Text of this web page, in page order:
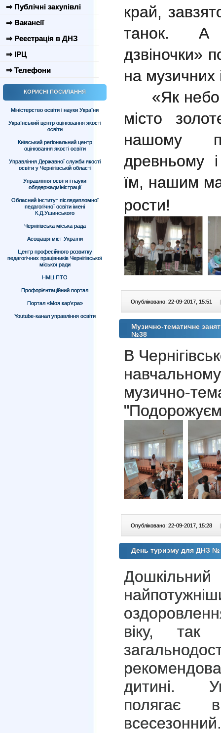
⇒ Публічні закупівлі
⇒ Вакансії
⇒ Реєстрація в ДНЗ
⇒ ІРЦ
⇒ Телефони
КОРИСНІ ПОСИЛАННЯ
Міністерство освіти і науки України
Український центр оцінювання якості
освіти
Київський регіональний центр
оцінювання якості освіти
Управління Державної служби якості
освіти у Чернігівській області
Управління освіти і науки
облдержадміністрації
Обласний інститут післядипломної
педагогічної освіти імені
К.Д.Ушинського
Чернігівська міська рада
Асоціація міст України
Центр професійного розвитку
педагогічних працівників Чернігівської
міської ради
НМЦ ПТО
Профорієнтаційний портал
Портал «Моя кар’єра»
Youtube-канал управління освіти
край,
танок. А
дзвіночки»
на музичних
«Як небо
місто
нашому
древньому
їм, нашим
рости!
Опубліковано: 22-09-2017, 15:51 |
Музично-тематичне
№38
В
музично-
Опубліковано: 22-09-2017, 15:28 |
День туризму для ДНЗ
віку, так
дитині.
всесезонний.